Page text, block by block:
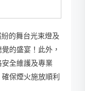
的舞台光束燈及
的盛宴！此外，
全維護及專業
保煙火施放順利